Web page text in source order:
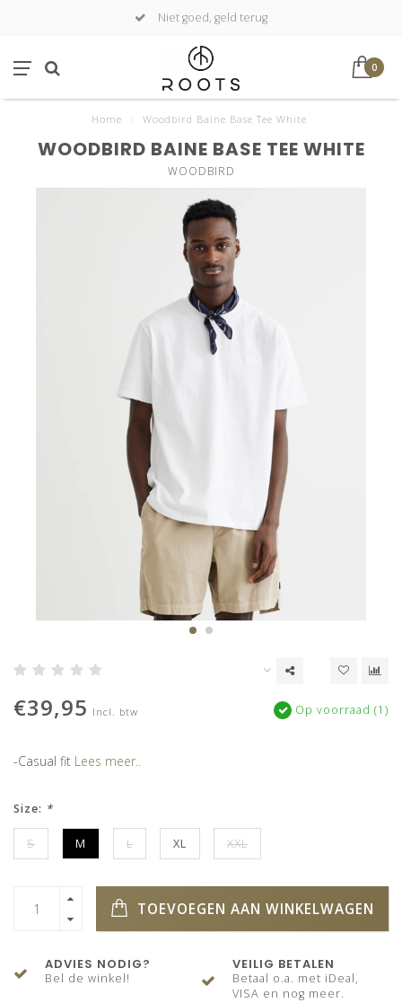
Niet goed, geld terug
0
Home Woodbird Baine Base Tee White
WOODBIRD BAINE BASE TEE WHITE
WOODBIRD
€39,95 Incl. btw Op voorraad (1)
-Casual fit Lees meer..
Size: *
S M L XL XXL
TOEVOEGEN AAN WINKELWAGEN
ADVIES NODIG?
Bel de winkel!
VEILIG BETALEN
Betaal o.a. met iDeal,
VISA en nog meer.